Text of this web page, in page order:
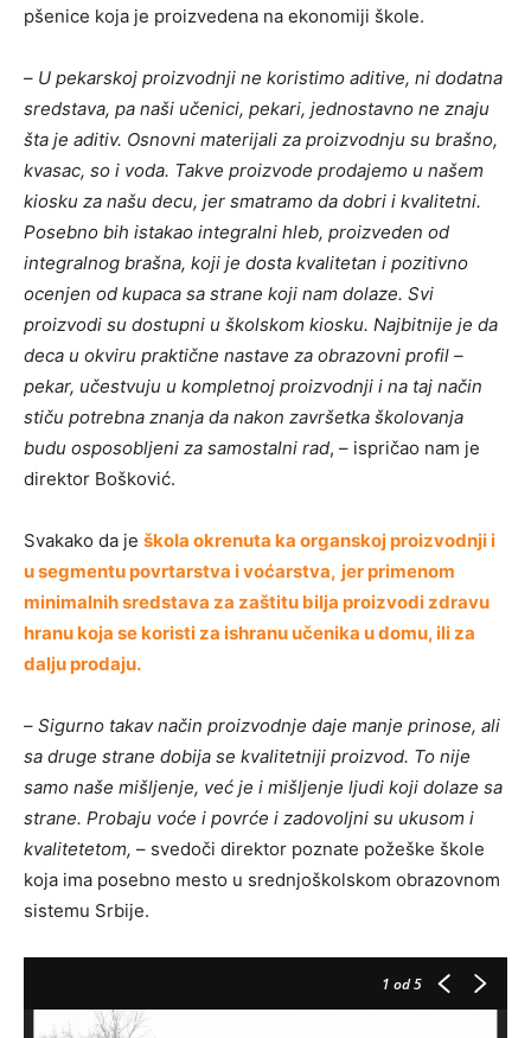
pšenice koja je proizvedena na ekonomiji škole.
– U pekarskoj proizvodnji ne koristimo aditive, ni dodatna
sredstava, pa naši učenici, pekari, jednostavno ne znaju
šta je aditiv. Osnovni materijali za proizvodnju su brašno,
kvasac, so i voda. Takve proizvode prodajemo u našem
kiosku za našu decu, jer smatramo da dobri i kvalitetni.
Posebno bih istakao integralni hleb, proizveden od
integralnog brašna, koji je dosta kvalitetan i pozitivno
ocenjen od kupaca sa strane koji nam dolaze. Svi
proizvodi su dostupni u školskom kiosku. Najbitnije je da
deca u okviru praktične nastave za obrazovni profil –
pekar, učestvuju u kompletnoj proizvodnji i na taj način
stiču potrebna znanja da nakon završetka školovanja
budu osposobljeni za samostalni rad, – ispričao nam je
direktor Bošković.
Svakako da je škola okrenuta ka organskoj proizvodnji i
u segmentu povrtarstva i voćarstva, jer primenom
minimalnih sredstava za zaštitu bilja proizvodi zdravu
hranu koja se koristi za ishranu učenika u domu, ili za
dalju prodaju.
– Sigurno takav način proizvodnje daje manje prinose, ali
sa druge strane dobija se kvalitetniji proizvod. To nije
samo naše mišljenje, već je i mišljenje ljudi koji dolaze sa
strane. Probaju voće i povrće i zadovoljni su ukusom i
kvalitetetom, – svedoči direktor poznate požeške škole
koja ima posebno mesto u srednjoškolskom obrazovnom
sistemu Srbije.
1 od 5